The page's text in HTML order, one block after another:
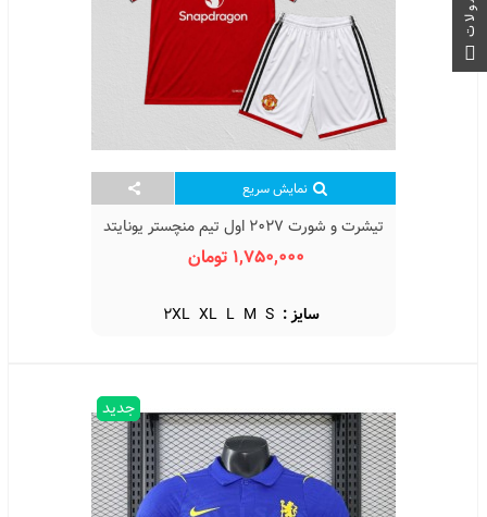
نمایش سریع
تیشرت و شورت 2027 اول تیم منچستر یونایتد
Manchester United Home Kit 2027
1,750,000 تومان
سایز : S
M
L
XL
2XL
جدید